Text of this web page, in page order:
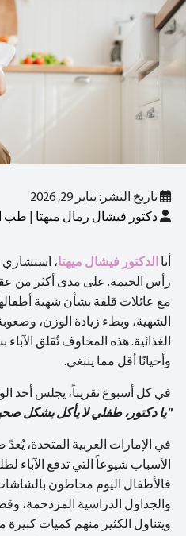
تاريخ النشر: يناير 29, 2026
دكتور فيشال رمال ميهتا
طب
أنا الدكتور فيشال ميهتا،
رأس الخيمة. على مدى أكثر من
مع عائلات قلقة بشأن شهية
الشهية، وبطء زيادة الوزن،
الغذائية. هذه المخاوف تُقلق الآباء
وأحيانًا أقل مما ينبغي.
في كل أسبوع تقريباً، يجلس أحد
"يا دكتور، طفلي لا يأكل بشكل
في الإمارات العربية المتحدة،
الأسباب شيوعاً التي تدفع الآباء
فالأطفال اليوم محاطون
والجداول الدراسية المزدحمة،
ويتناول الكثير منهم كميات